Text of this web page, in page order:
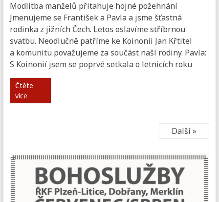
Modlitba manželů přitahuje hojné požehnání
Jmenujeme se František a Pavla a jsme šťastná
rodinka z jižních Čech. Letos oslavíme stříbrnou
svatbu. Neodlučně patříme ke Koinonii Jan Křtitel
a komunitu považujeme za součást naší rodiny. Pavla:
S Koinonií jsem se poprvé setkala o letnicích roku
Čtěte
více
Další »